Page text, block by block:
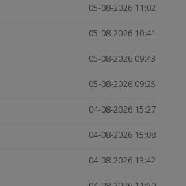
05-08-2026 11:02
05-08-2026 10:41
05-08-2026 09:43
05-08-2026 09:25
04-08-2026 15:27
04-08-2026 15:08
04-08-2026 13:42